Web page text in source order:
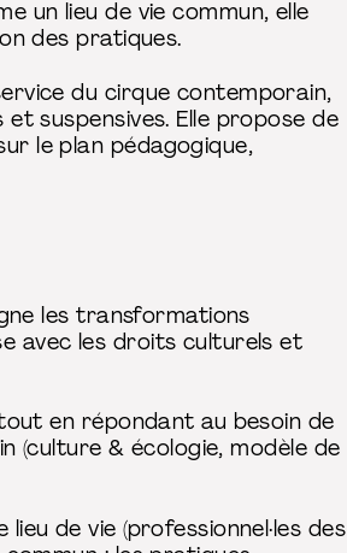
un lieu de vie commun, elle
des pratiques.
du cirque contemporain,
suspensives. Elle propose de
le plan pédagogique,
les transformations
avec les droits culturels et
en répondant au besoin de
(culture & écologie, modèle de
de vie (professionnel·les des